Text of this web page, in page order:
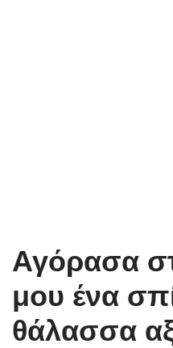
Αγόρασα
μου ένα
θάλασσα